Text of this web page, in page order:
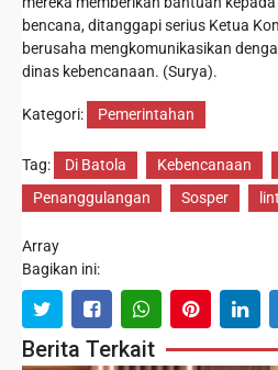
bencana, ditanggapi serius Ketua
berusaha mengkomunikasikan
dinas kebencanaan. (Surya).
Kategori: Pemerintahan
Tag: Di Batola Kebencanaan
Penanggulangan
Sosper
Array
Bagikan ini:
Berita Terkait